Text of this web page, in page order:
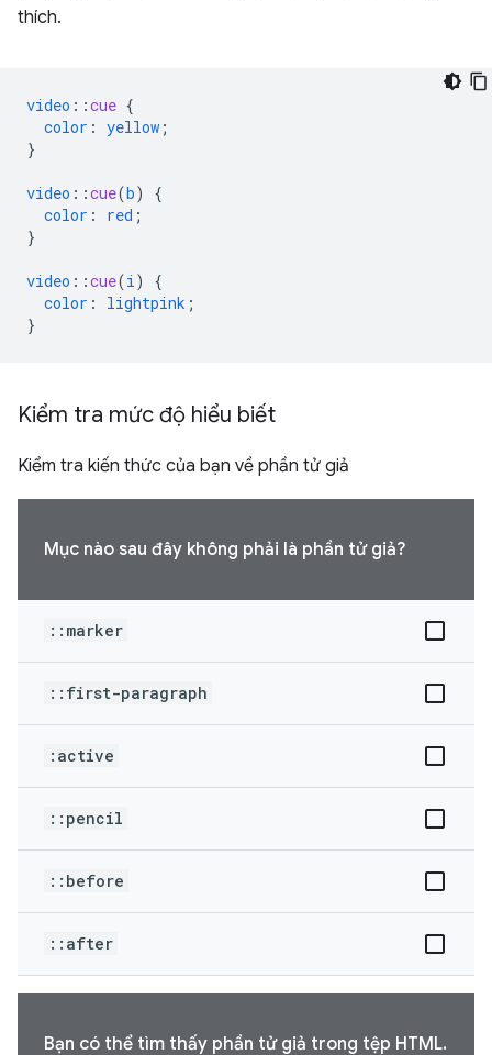
thích.
video ::cue {
color : yellow ;
}
video ::cue(b)
{
color : red ;
}
video ::cue(i)
{
color : lightpink ;
}
Kiểm tra mức độ hiểu biết
Kiểm tra kiến thức của bạn về phần tử giả
Mục nào sau đây không phải là phần tử giả?
::marker
::first-paragraph
:active
::pencil
::before
::after
Bạn có thể tìm thấy phần tử giả trong tệp HTML.